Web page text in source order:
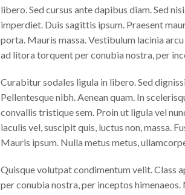
libero. Sed cursus ante dapibus diam. Sed
imperdiet. Duis sagittis ipsum. Praesent
porta. Mauris massa. Vestibulum lacinia
ad litora torquent per conubia nostra, per
Curabitur sodales ligula in libero. Sed
Pellentesque nibh. Aenean quam. In
convallis tristique sem. Proin ut ligula vel
iaculis vel, suscipit quis, luctus non, massa.
Mauris ipsum. Nulla metus metus,
Quisque volutpat condimentum velit. Class
per conubia nostra, per inceptos himenaeos.